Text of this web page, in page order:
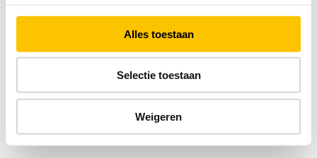
Alles toestaan
Selectie toestaan
Weigeren